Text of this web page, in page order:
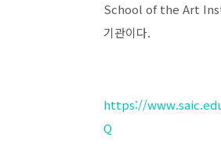
School of the Art
기관이다.
https://
Q